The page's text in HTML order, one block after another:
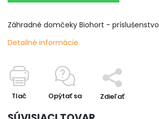
Záhradné domčeky Biohort - príslušenstvo
Detailné informácie
Tlač Opýtať sa Zdieľať